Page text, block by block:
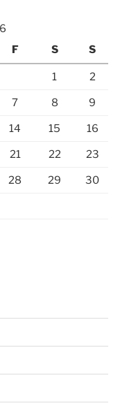
F S S
1 2
7 8 9
14 15 16
21 22 23
28 29 30